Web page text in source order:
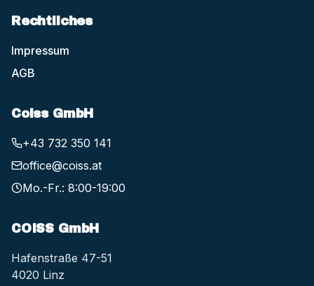
Rechtliches
Impressum
AGB
Coiss GmbH
+43 732 350 141
office@coiss.at
Mo.-Fr.: 8:00-19:00
COISS GmbH
Hafenstraße 47-51
4020 Linz